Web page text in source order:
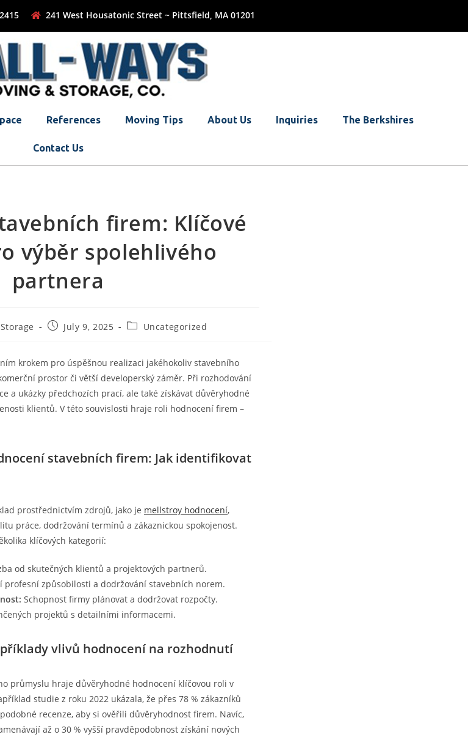
2415 241 West Housatonic Street ~ Pittsfield, MA 01201
References Moving Tips About Us Inquiries The Berkshires
Contact Us
firem: Klíčové
výběr spolehlivého
partnera
July 9, 2025 Uncategorized
krokem pro úspěšnou realizaci jakéhokoliv stavebního
prostor či větší developerský záměr. Při rozhodování
a ukázky předchozích prací, ale také získávat důvěryhodné
klientů. V této souvislosti hraje roli hodnocení firem –
stavebních firem: Jak identifikovat
prostřednictvím zdrojů, jako je mellstroy hodnocení,
práce, dodržování termínů a zákaznickou spokojenost.
klíčových kategorií:
od skutečných klientů a projektových partnerů.
profesní způsobilosti a dodržování stavebních norem.
Schopnost firmy plánovat a dodržovat rozpočty.
projektů s detailními informacemi.
vlivů hodnocení na rozhodnutí
průmyslu hraje důvěryhodné hodnocení klíčovou roli v
studie z roku 2022 ukázala, že přes 78 % zákazníků
recenze, aby si ověřili důvěryhodnost firem. Navíc,
až o 30 % vyšší pravděpodobnost získání nových